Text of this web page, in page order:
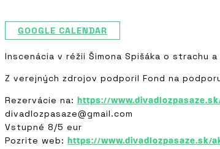
GOOGLE CALENDAR
Inscenácia v réžii Šimona Spišáka o
Z verejných zdrojov podporil Fond na
Rezervácie na: https://
divadlozpasaze@gmail.com
Vstupné 8/5 eur
Pozrite web: https://www.divadlozpasaze.sk/